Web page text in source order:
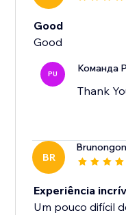
Good
Good
PU Команда
Thank
BR
Experiência
Um pouco difícil